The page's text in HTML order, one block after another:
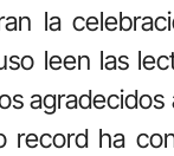
la
leen las
agradecidos
record ha